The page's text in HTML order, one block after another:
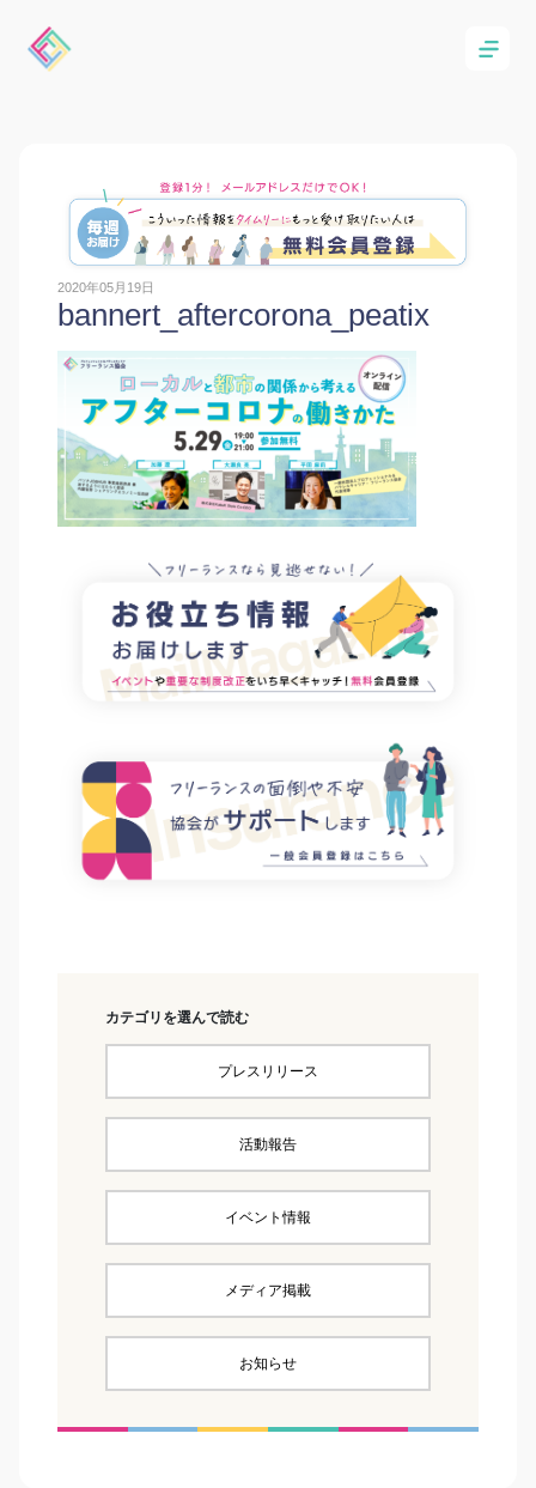
2020年05月19日
bannert_aftercorona_peatix
カテゴリを選んで読む
プレスリリース
活動報告
イベント情報
メディア掲載
お知らせ